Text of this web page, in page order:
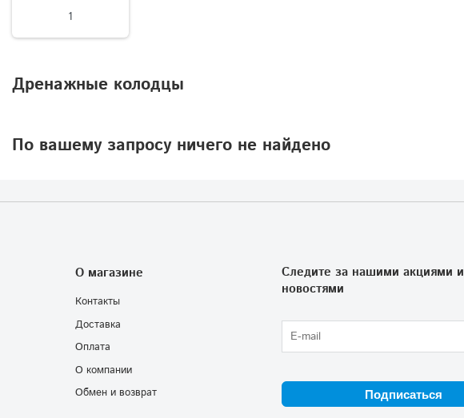
1
Дренажные колодцы
По вашему запросу ничего не найдено
О магазине
Контакты
Доставка
Оплата
О компании
Обмен и возврат
Следите за нашими акциями и
новостями
Подписаться